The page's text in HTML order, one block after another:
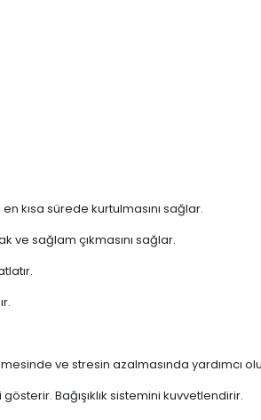
kısa sürede kurtulmasını sağlar.
ve sağlam çıkmasını sağlar.
ve stresin azalmasında yardımcı
Bağışıklık sistemini kuvvetlendirir.